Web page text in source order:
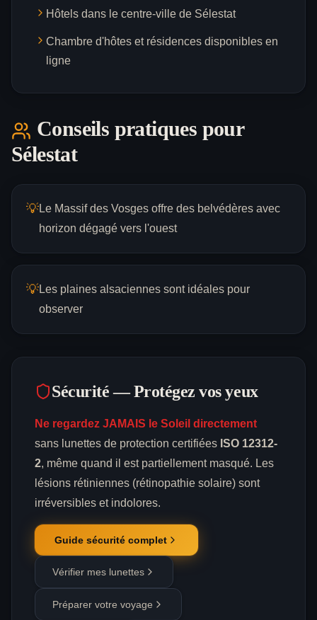
Hôtels dans le centre-ville de Sélestat
Chambre d'hôtes et résidences disponibles en
ligne
Conseils pratiques pour
Sélestat
💡Le Massif des Vosges offre des belvédères avec
horizon dégagé vers l'ouest
💡Les plaines alsaciennes sont idéales pour
observer
Sécurité — Protégez vos yeux
Ne regardez JAMAIS le Soleil directement
sans lunettes de protection certifiées ISO 12312-
2, même quand il est partiellement masqué. Les
lésions rétiniennes (rétinopathie solaire) sont
irréversibles et indolores.
Guide sécurité complet
Vérifier mes lunettes
Préparer votre voyage